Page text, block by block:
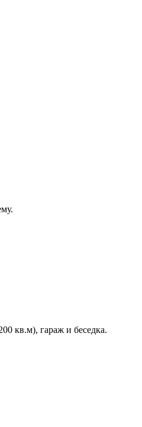
кв.м), гараж и беседка.